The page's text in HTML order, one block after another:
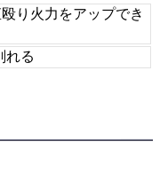
り火力をアップでき
れる